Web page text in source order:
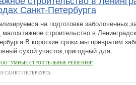
Санкт-Петербурга
на подготовке
строительство в
короткие сроки мы превратим
сухой участок,пригодный для...
"УМНЫЕ СТРОИТЕЛЬНЫЕ РЕШЕНИЯ"
САНКТ-ПЕТЕРБУРГА